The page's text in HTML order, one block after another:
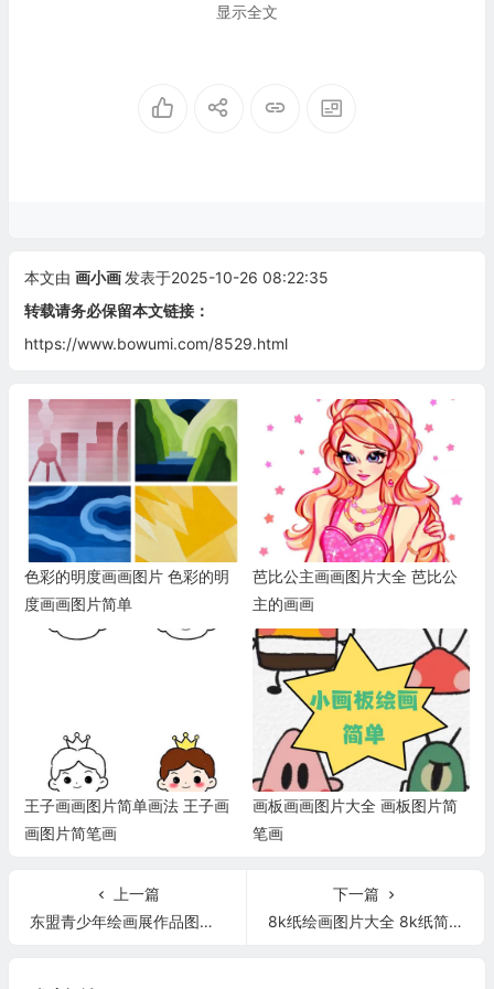
显示全文
本文由 画小画 发表于2025-10-26 08:22:35
转载请务必保留本文链接：
https://www.bowumi.com/8529.html
色彩的明度画画图片 色彩的明
度画画图片简单
芭比公主画画图片大全 芭比公
主的画画
王子画画图片简单画法 王子画
画图片简笔画
画板画画图片大全 画板图片简
笔画
上一篇
东盟青少年绘画展作品图片 东盟青少年绘画展作品图片高清
下一篇
8k纸绘画图片大全 8k纸简单绘画